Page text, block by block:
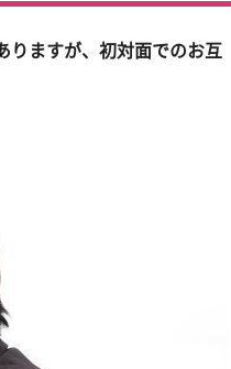
りますが、初対面でのお互